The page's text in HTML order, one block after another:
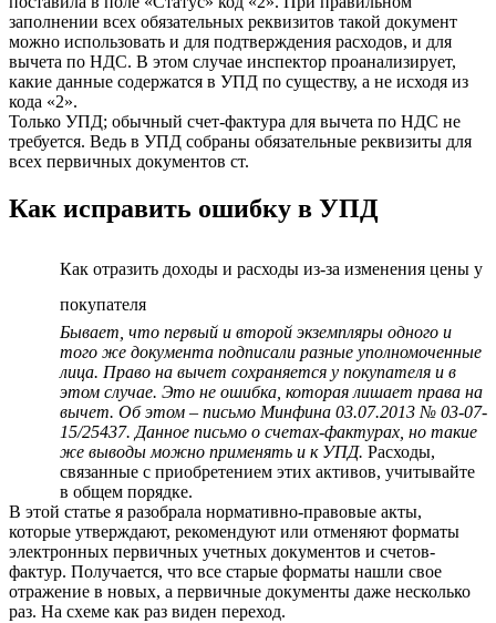
заполнении всех обязательных реквизитов такой документ
можно использовать и для подтверждения расходов, и для
вычета по НДС. В этом случае инспектор проанализирует,
какие данные содержатся в УПД по существу, а не исходя из
кода «2».
Только УПД; обычный счет-фактура для вычета по НДС не
требуется. Ведь в УПД собраны обязательные реквизиты для
всех первичных документов ст.
Как исправить ошибку в УПД
Как отразить доходы и расходы из-за изменения цены у
покупателя
Бывает, что первый и второй экземпляры одного и
того же документа подписали разные уполномоченные
лица. Право на вычет сохраняется у покупателя и в
этом случае. Это не ошибка, которая лишает права на
вычет. Об этом – письмо Минфина 03.07.2013 № 03-07-
15/25437. Данное письмо о счетах-фактурах, но такие
же выводы можно применять и к УПД. Расходы,
связанные с приобретением этих активов, учитывайте
в общем порядке.
В этой статье я разобрала нормативно-правовые акты,
которые утверждают, рекомендуют или отменяют форматы
электронных первичных учетных документов и счетов-
фактур. Получается, что все старые форматы нашли свое
отражение в новых, а первичные документы даже несколько
раз. На схеме как раз виден переход.